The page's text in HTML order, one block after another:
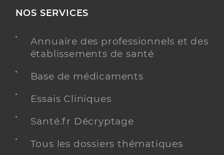
NOS SERVICES
Annuaire des professionnels et des
établissements de santé
Base de médicaments
Essais Cliniques
Santé.fr Décryptage
Tous les dossiers thématiques